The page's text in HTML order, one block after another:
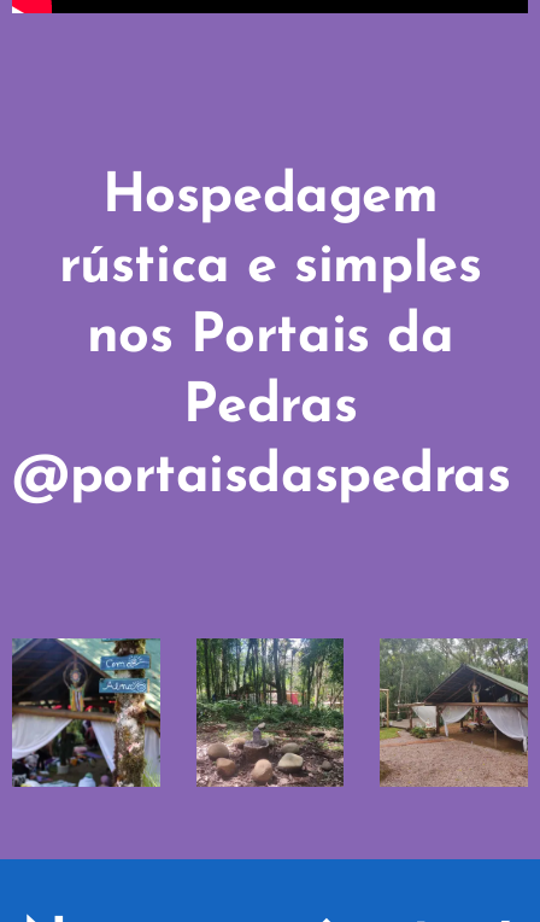
Hospedagem
rústica e simples
nos Portais da
Pedras
@portaisdaspedras